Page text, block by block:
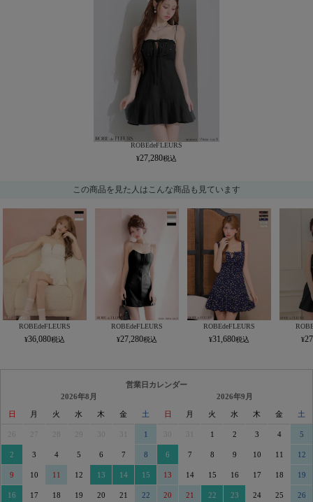
ROBEdeFLEURS
27,280
この商品を見た人はこんな商品も見ています
ROBEdeFLEURS
36,080
ROBEdeFLEURS
27,280
ROBEdeFLEURS
31,680
営業日カレンダー
2026年8月
日 月 火 水 木 金 土
29 30 31 1
2 3 4 5 6 7 8
9 10 11 12 13 14 15
16 17 18 19 20 21 22
2026年9月
日 月 火 水 木 金 土
30 31 1 2 3 4 5
6 7 8 9 10 11 12
13 14 15 16 17 18 19
20 21 22 23 24 25 26